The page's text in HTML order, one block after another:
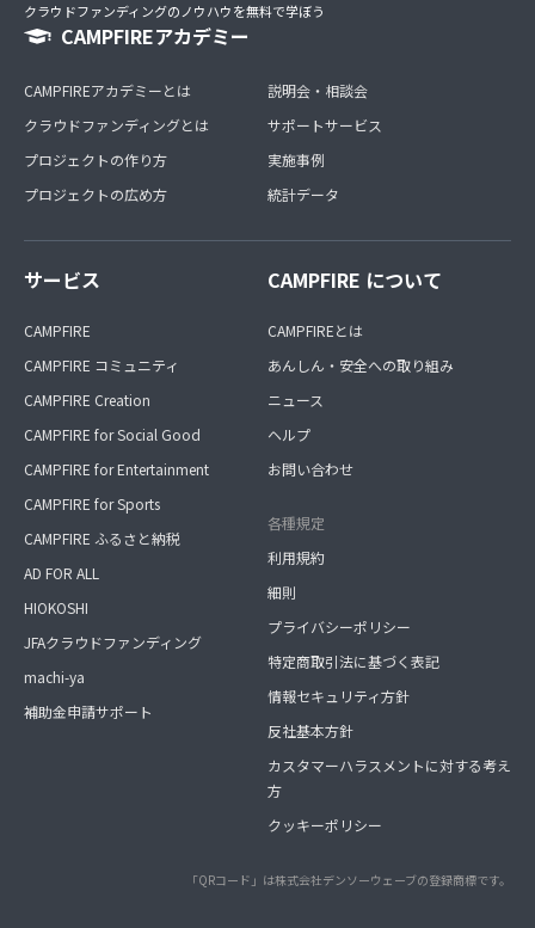
クラウドファンディングのノウハウを無料で学ぼう
CAMPFIREアカデミー
CAMPFIREアカデミーとは
クラウドファンディングとは
プロジェクトの作り方
プロジェクトの広め方
説明会・相談会
サポートサービス
実施事例
統計データ
サービス
CAMPFIRE
CAMPFIRE コミュニティ
CAMPFIRE Creation
CAMPFIRE for Social Good
CAMPFIRE for Entertainment
CAMPFIRE for Sports
CAMPFIRE ふるさと納税
AD FOR ALL
HIOKOSHI
JFAクラウドファンディング
machi-ya
補助金申請サポート
CAMPFIRE について
CAMPFIREとは
あんしん・安全への取り組み
ニュース
ヘルプ
お問い合わせ
各種規定
利用規約
細則
プライバシーポリシー
特定商取引法に基づく表記
情報セキュリティ方針
反社基本方針
カスタマーハラスメントに対する考え
方
クッキーポリシー
「QRコード」は株式会社デンソーウェーブの登録商標です。